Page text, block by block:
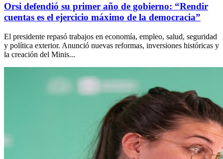
Orsi defendió su primer año de gobierno: “Rendir
cuentas es el ejercicio máximo de la democracia”
El presidente repasó trabajos en economía, empleo, salud, seguridad
y política exterior. Anunció nuevas reformas, inversiones históricas y
la creación del Minis...